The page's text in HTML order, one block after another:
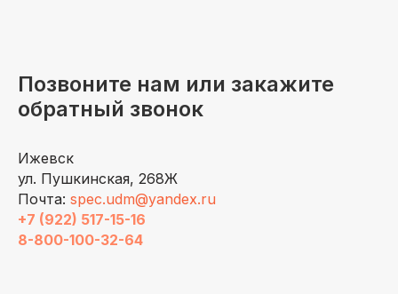
Позвоните нам или закажите
обратный звонок
Ижевск
ул. Пушкинская, 268Ж
Почта: spec.udm@yandex.ru
+7 (922) 517-15-16
8-800-100-32-64